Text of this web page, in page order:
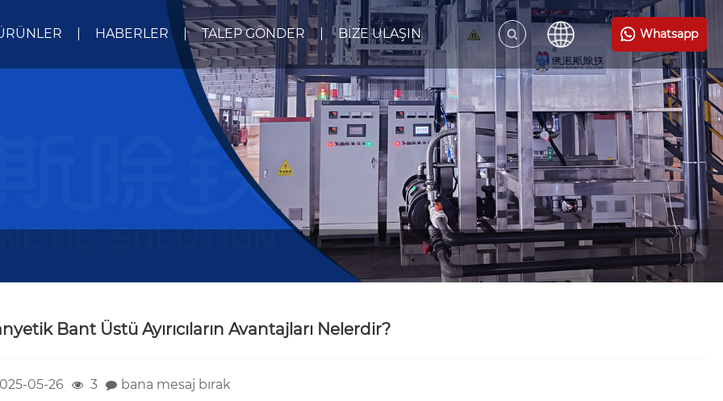
HABERLER TALEP GÖNDER BIZE ULAŞIN Whatsapp
Bant Üstü Ayırıcıların Avantajları Nelerdir?
05-26 3 bana mesaj bırak